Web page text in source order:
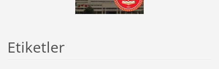
Etiketler